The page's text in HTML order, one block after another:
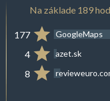
Na základe 189
177 GoogleMaps
4 azet.sk
8